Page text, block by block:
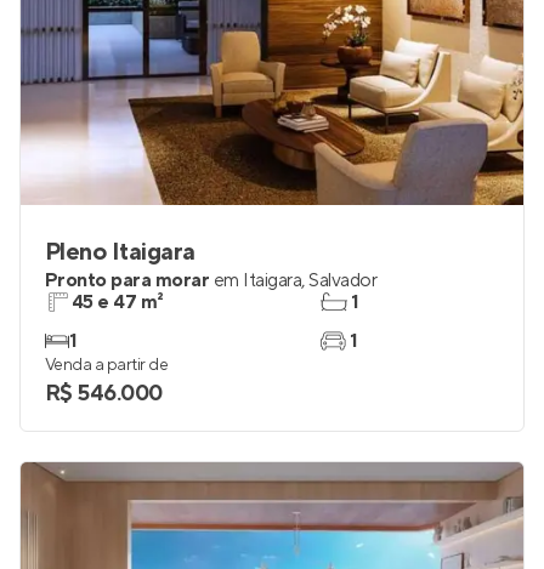
Pleno Itaigara
Pronto para morar em Itaigara,Salvador
45 e 47 m²
1
1
1
Venda a partir de
R$ 546.000